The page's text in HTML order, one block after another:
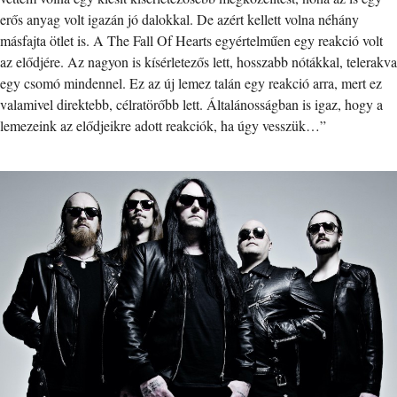
erős anyag volt igazán jó dalokkal. De azért kellett volna néhány
másfajta ötlet is. A The Fall Of Hearts egyértelműen egy reakció volt
az elődjére. Az nagyon is kísérletezős lett, hosszabb nótákkal, telerakva
egy csomó mindennel. Ez az új lemez talán egy reakció arra, mert ez
valamivel direktebb, célratörőbb lett. Általánosságban is igaz, hogy a
lemezeink az elődjeikre adott reakciók, ha úgy vesszük…”